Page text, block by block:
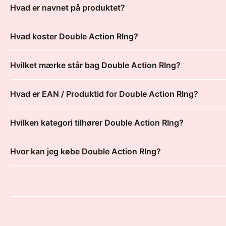
Hvad er navnet på produktet?
Hvad koster Double Action RIng?
Hvilket mærke står bag Double Action RIng?
Hvad er EAN / Produktid for Double Action RIng?
Hvilken kategori tilhører Double Action RIng?
Hvor kan jeg købe Double Action RIng?